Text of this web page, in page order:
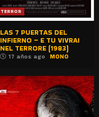
TERROR
LAS 7 PUERTAS DEL
INFIERNO – E TU VIVRAI
NEL TERRORE (1983)
17 años ago MONO